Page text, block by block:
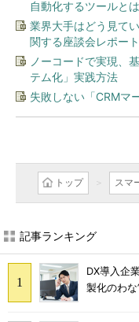
自動化するツールとは
業界大手はどう見て
関する座談会レポート
ノーコードで実現、
テム化」実践方法
失敗しない「CRMマ
トップ スマ
記事ランキング
DX導入企
製化のわな